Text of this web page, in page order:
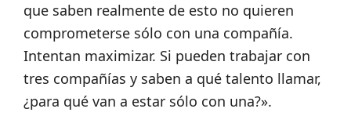
que saben realmente de esto no quieren
comprometerse sólo con una compañía.
Intentan maximizar. Si pueden trabajar con
tres compañías y saben a qué talento llamar,
¿para qué van a estar sólo con una?».